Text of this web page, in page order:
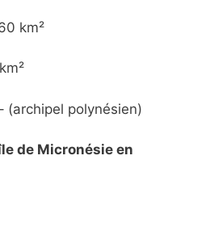
km²
(archipel polynésien)
de Micronésie en